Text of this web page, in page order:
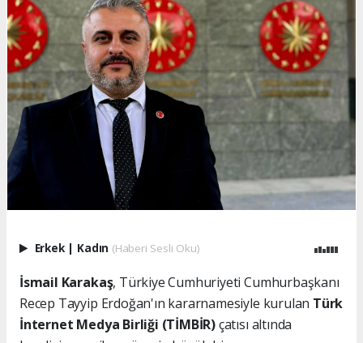
Erkek | Kadın (Haberi Sesli Oku)
İsmail Karakaş, Türkiye Cumhuriyeti Cumhurbaşkanı
Recep Tayyip Erdoğan'ın kararnamesiyle kurulan Türk
İnternet Medya Birliği (TİMBİR)çatısı altında